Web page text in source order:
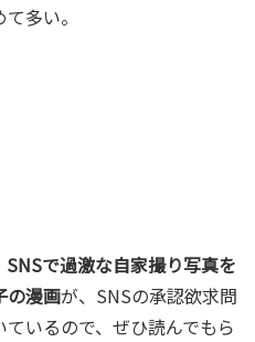
多い。
で過激な自家撮り写真を
の漫画が、SNSの承認欲求問
いるので、ぜひ読んでもら